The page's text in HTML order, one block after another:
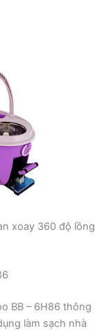
xoay 360 độ lồng
BB – 6H86 thông
làm sạch nhà